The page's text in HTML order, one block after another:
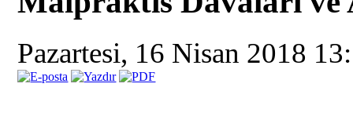
Pazartesi, 16 Nisan 2018